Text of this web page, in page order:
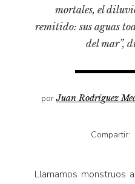
Narrativas visuales
Personajes secundarios
mortales, el
remitido: sus aguas
del mar”,
porJuan Rodríguez
Compartir:
Llamamos monstruos